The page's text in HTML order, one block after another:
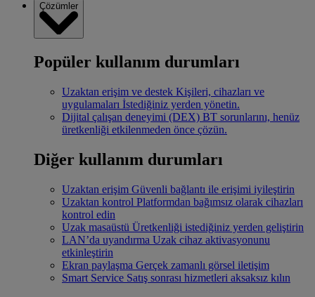
Çözümler
Popüler kullanım durumları
Uzaktan erişim ve destek Kişileri, cihazları ve
uygulamaları İstediğiniz yerden yönetin.
Dijital çalışan deneyimi (DEX) BT sorunlarını, henüz
üretkenliği etkilenmeden önce çözün.
Diğer kullanım durumları
Uzaktan erişim Güvenli bağlantı ile erişimi iyileştirin
Uzaktan kontrol Platformdan bağımsız olarak cihazları
kontrol edin
Uzak masaüstü Üretkenliği istediğiniz yerden geliştirin
LAN’da uyandırma Uzak cihaz aktivasyonunu
etkinleştirin
Ekran paylaşma Gerçek zamanlı görsel iletişim
Smart Service Satış sonrası hizmetleri aksaksız kılın